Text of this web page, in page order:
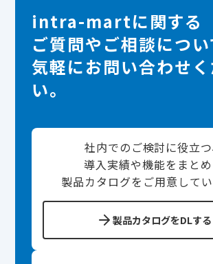
intra-martに関する
ご質問やご相談につい
気軽にお問い合わせく
い。
社内でのご検討に役立つ
導入実績や機能をまと
製品カタログをご用意してい
製品カタログをDLする